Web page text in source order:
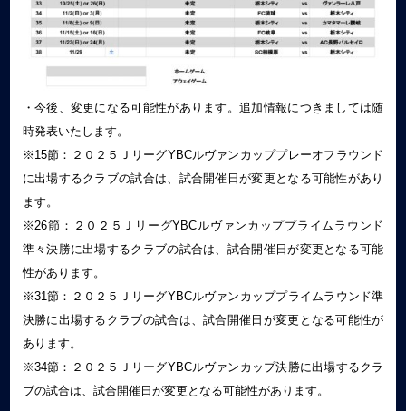
・今後、変更になる可能性があります。追加情報につきましては随
時発表いたします。
※15節：２０２５ＪリーグYBCルヴァンカッププレーオフラウンド
に出場するクラブの試合は、試合開催日が変更となる可能性があり
ます。
※26節：２０２５ＪリーグYBCルヴァンカッププライムラウンド
準々決勝に出場するクラブの試合は、試合開催日が変更となる可能
性があります。
※31節：２０２５ＪリーグYBCルヴァンカッププライムラウンド準
決勝に出場するクラブの試合は、試合開催日が変更となる可能性が
あります。
※34節：２０２５ＪリーグYBCルヴァンカップ決勝に出場するクラ
ブの試合は、試合開催日が変更となる可能性があります。